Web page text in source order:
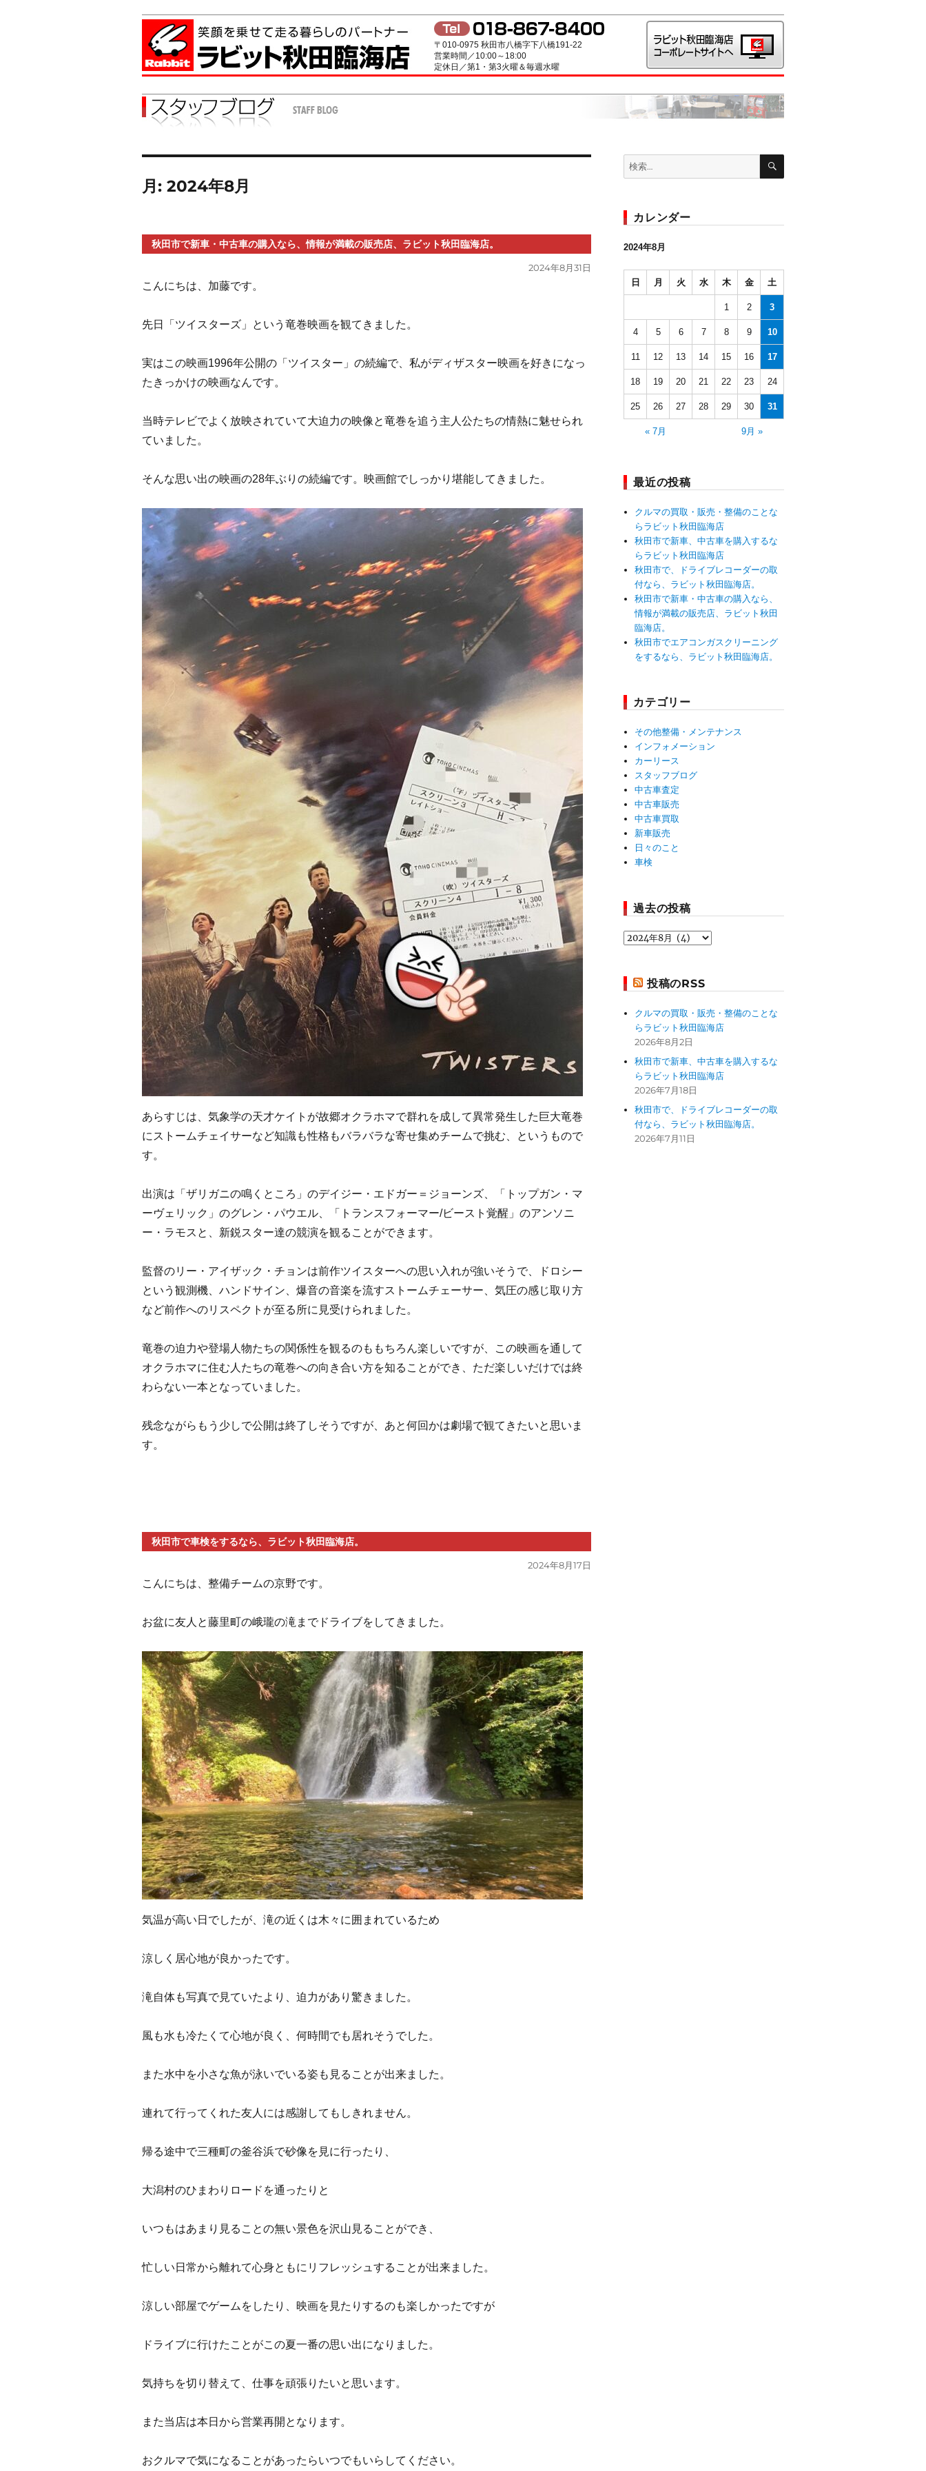
〒010-0975 秋田市八橋字下八橋191-22
営業時間／10:00～18:00
定休日／第1・第3火曜＆毎週水曜
月: 2024年8月
秋田市で新車・中古車の購入なら、情報が満載の販売店、ラビット秋田臨海店。
投
2024年8月31日
こんにちは、加藤です。
先日「ツイスターズ」という竜巻映画を観てきました。
実はこの映画1996年公開の「ツイスター」の続編で、私がディザスター映画を好きになっ
たきっかけの映画なんです。
当時テレビでよく放映されていて大迫力の映像と竜巻を追う主人公たちの情熱に魅せられ
ていました。
そんな思い出の映画の28年ぶりの続編です。映画館でしっかり堪能してきました。
あらすじは、気象学の天才ケイトが故郷オクラホマで群れを成して異常発生した巨大竜巻
にストームチェイサーなど知識も性格もバラバラな寄せ集めチームで挑む、というもので
す。
出演は「ザリガニの鳴くところ」のデイジー・エドガー＝ジョーンズ、「トップガン・マ
ーヴェリック」のグレン・パウエル、「トランスフォーマー/ビースト覚醒」のアンソニ
ー・ラモスと、新鋭スター達の競演を観ることができます。
監督のリー・アイザック・チョンは前作ツイスターへの思い入れが強いそうで、ドロシー
という観測機、ハンドサイン、爆音の音楽を流すストームチェーサー、気圧の感じ取り方
など前作へのリスペクトが至る所に見受けられました。
竜巻の迫力や登場人物たちの関係性を観るのももちろん楽しいですが、この映画を通して
オクラホマに住む人たちの竜巻への向き合い方を知ることができ、ただ楽しいだけでは終
わらない一本となっていました。
残念ながらもう少しで公開は終了しそうですが、あと何回かは劇場で観てきたいと思いま
す。
秋田市で車検をするなら、ラビット秋田臨海店。
投
2024年8月17日
こんにちは、整備チームの京野です。
お盆に友人と藤里町の峨瓏の滝までドライブをしてきました。
気温が高い日でしたが、滝の近くは木々に囲まれているため
涼しく居心地が良かったです。
滝自体も写真で見ていたより、迫力があり驚きました。
風も水も冷たくて心地が良く、何時間でも居れそうでした。
また水中を小さな魚が泳いでいる姿も見ることが出来ました。
連れて行ってくれた友人には感謝してもしきれません。
帰る途中で三種町の釜谷浜で砂像を見に行ったり、
大潟村のひまわりロードを通ったりと
いつもはあまり見ることの無い景色を沢山見ることができ、
忙しい日常から離れて心身ともにリフレッシュすることが出来ました。
涼しい部屋でゲームをしたり、映画を見たりするのも楽しかったですが
ドライブに行けたことがこの夏一番の思い出になりました。
気持ちを切り替えて、仕事を頑張りたいと思います。
また当店は本日から営業再開となります。
おクルマで気になることがあったらいつでもいらしてください。
検
索:
検
カレンダー
2024年8月
日 月 火 水 木 金 土
1 2 3
4 5 6 7 8 9 10
11 12 13 14 15 16 17
18 19 20 21 22 23 24
25 26 27 28 29 30 31
« 7月 9月 »
最近の投稿
クルマの買取・販売・整備のことな
らラビット秋田臨海店
秋田市で新車、中古車を購入するな
らラビット秋田臨海店
秋田市で、ドライブレコーダーの取
付なら、ラビット秋田臨海店。
秋田市で新車・中古車の購入なら、
情報が満載の販売店、ラビット秋田
臨海店。
秋田市でエアコンガスクリーニング
をするなら、ラビット秋田臨海店。
カテゴリー
その他整備・メンテナンス
インフォメーション
カーリース
スタッフブログ
中古車査定
中古車販売
中古車買取
新車販売
日々のこと
車検
過去の投稿
過
投稿のRSS
クルマの買取・販売・整備のことな
らラビット秋田臨海店
2026年8月2日
秋田市で新車、中古車を購入するな
らラビット秋田臨海店
2026年7月18日
秋田市で、ドライブレコーダーの取
付なら、ラビット秋田臨海店。
2026年7月11日